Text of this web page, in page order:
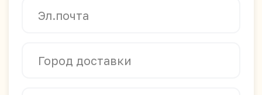
Лапша и рис быстрого